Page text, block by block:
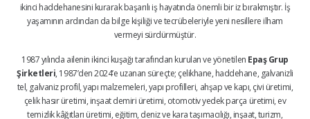
ikinci haddehanesini kurarak başarılı iş hayatında önemli bir iz bırakmıştır. İş
yaşamının ardından da bilge kişiliği ve tecrübeleriyle yeni nesillere ilham
vermeyi sürdürmüştür.
1987 yılında ailenin ikinci kuşağı tarafından kurulan ve yönetilen Epaş Grup
Şirketleri, 1987’den 2024’e uzanan süreçte; çelikhane, haddehane, galvanizli
tel, galvaniz profil, yapı malzemeleri, yapı profilleri, ahşap ve kapı, çivi üretimi,
çelik hasır üretimi, inşaat demiri üretimi, otomotiv yedek parça üretimi, ev
temizlik kâğıtları üretimi, eğitim, deniz ve kara taşımacılığı, inşaat, turizm,